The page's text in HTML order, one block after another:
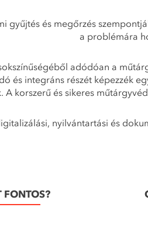
gyűjtés és megőrzés
a problémára
adódóan a
és integráns részét képezzék
A korszerű és sikeres
nyilvántartási és
FONTOS?